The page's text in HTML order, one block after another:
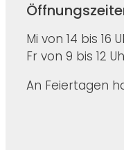
Mi von 14 bis 16
Fr von 9 bis 12
An Feiertagen